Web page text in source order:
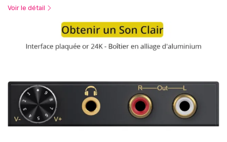
Voir le détail